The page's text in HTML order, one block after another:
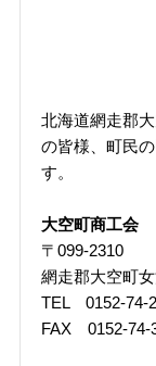
北海道網走郡
の皆様、町民
す。
大空町商工会
〒099-2310
網走郡大空町
TEL 0152-74-
FAX 0152-74-